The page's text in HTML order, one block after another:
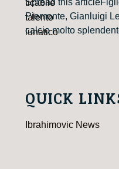
Spread this
Piemonte, Gianluigi
calcio molto
QUICK
Ibrahimovic News